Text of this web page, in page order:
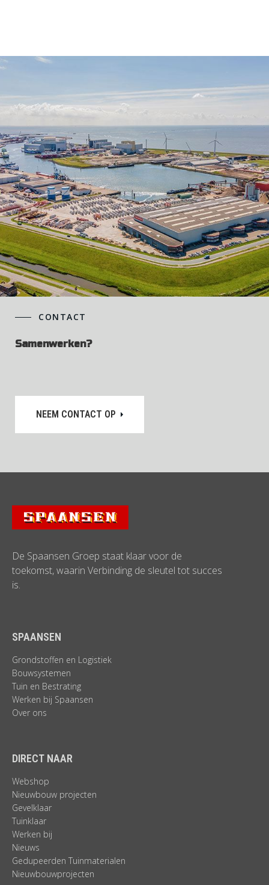
CONTACT
Samenwerken?
NEEM CONTACT OP
De Spaansen Groep staat klaar voor de
toekomst, waarin Verbinding de sleutel tot succes
is.
SPAANSEN
Grondstoffen en Logistiek
Bouwsystemen
Tuin en Bestrating
Werken bij Spaansen
Over ons
DIRECT NAAR
Webshop
Nieuwbouw projecten
Gevelklaar
Tuinklaar
Werken bij
Nieuws
Gedupeerden Tuinmaterialen
Nieuwbouwprojecten